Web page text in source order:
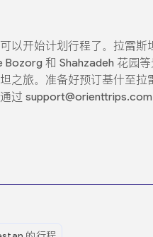
以开始计划行程了。拉雷
和 Shahzadeh 花园
之旅。准备好预订基什至
过